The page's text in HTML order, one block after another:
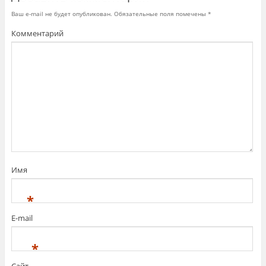
Ваш e-mail не будет опубликован. Обязательные поля помечены *
Комментарий
Имя
*
E-mail
*